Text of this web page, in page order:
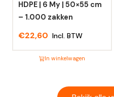
de
productpagina
HDPE | 6 My | 50×55 cm
– 1.000 zakken
€22,60 Incl. BTW
In winkelwagen